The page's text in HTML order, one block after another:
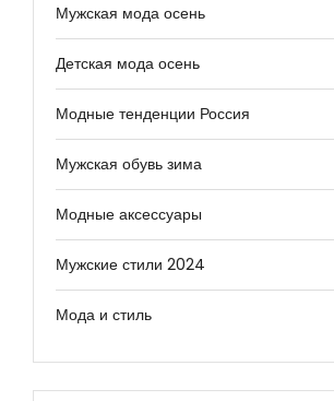
Мужская мода осень
Детская мода осень
Модные тенденции Россия
Мужская обувь зима
Модные аксессуары
Мужские стили 2024
Мода и стиль